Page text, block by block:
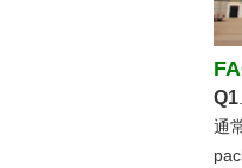
Q1
通